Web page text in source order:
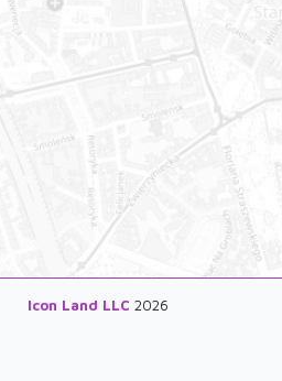
Icon Land LLC 2026